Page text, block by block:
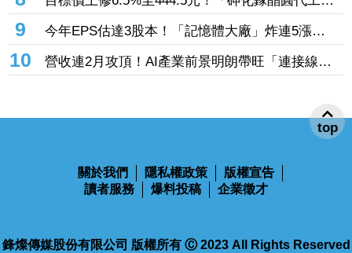
廠」7月營收創4年半新高 1.6T光通訊開始貢獻營
收
9
今年EPS估達3股本！「記憶體大廠」炸連5漲
44% 外資卻砍近1.8萬張抱回31.5億元
10
營收連2月攻頂！AI產業前景明朗帶旺「連接線束
大廠」成長 外資目標價喊上3665元
關於我們 隱私權政策
版權宣告
讀者服務
爆料投稿 企業徵才
鋒燦傳媒股份有限公司 版權所有 Ⓒ 2023 All Rights Reserved
top